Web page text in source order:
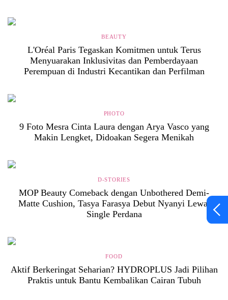
BEAUTY
L'Oréal Paris Tegaskan Komitmen untuk Terus
Menyuarakan Inklusivitas dan Pemberdayaan
Perempuan di Industri Kecantikan dan Perfilman
PHOTO
9 Foto Mesra Cinta Laura dengan Arya Vasco yang
Makin Lengket, Didoakan Segera Menikah
D-STORIES
MOP Beauty Comeback dengan Unbothered Demi-
Matte Cushion, Tasya Farasya Debut Nyanyi Lewat
Single Perdana
FOOD
Aktif Berkeringat Seharian? HYDROPLUS Jadi Pilihan
Praktis untuk Bantu Kembalikan Cairan Tubuh